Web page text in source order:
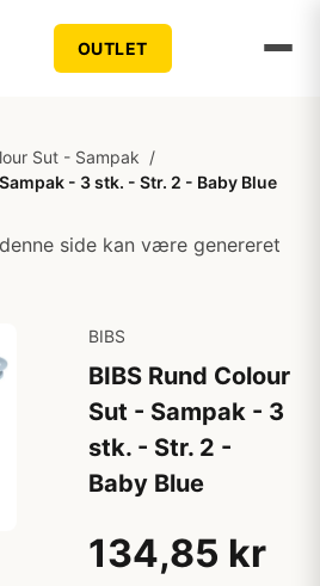
OUTLET
Sut - Sampak /
- 3 stk. - Str. 2 - Baby Blue
side kan være genereret
BIBS
BIBS Rund Colour
Sut - Sampak - 3
stk. - Str. 2 -
Baby Blue
134,85 kr